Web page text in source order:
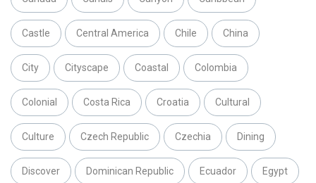
Castle Central America Chile China
City Cityscape Coastal Colombia
Colonial Costa Rica Croatia Cultural
Culture Czech Republic Czechia Dining
Discover Dominican Republic Ecuador Egypt